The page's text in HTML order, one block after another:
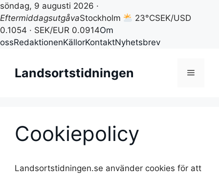
söndag, 9 augusti 2026 ·
EftermiddagsutgåvaStockholm 23°CSEK/USD
0.1054 · SEK/EUR 0.0914Om
ossRedaktionenKällorKontaktNyhetsbrev
innehållLandsortstidningen Meny
Cookiepolicy
Landsortstidningen.se använder cookies för att